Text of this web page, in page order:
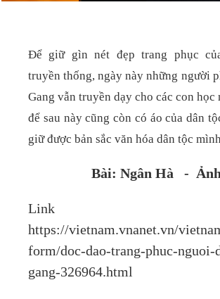
Để giữ gìn nét đẹp trang phục
truyền thống, ngày này những người
Gang vẫn truyền dạy cho các con học
để sau này cũng còn có áo của dân
giữ được bản sắc văn hóa dân tộc
Bài: Ngân Hà -
https://vietnam.vnanet.vn/
form/doc-dao-trang-phuc-nguoi-
gang-326964.html